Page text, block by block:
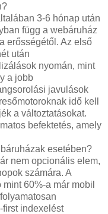
3-6 hónap után
függ a webáruház
erősségétől. Az első
után
nyomán, mint
a jobb
javulások
idő kell
a változtatásokat.
befektetés, amely
esetében?
nem opcionális elem,
számára. A
60%-a már mobil
first indexelést